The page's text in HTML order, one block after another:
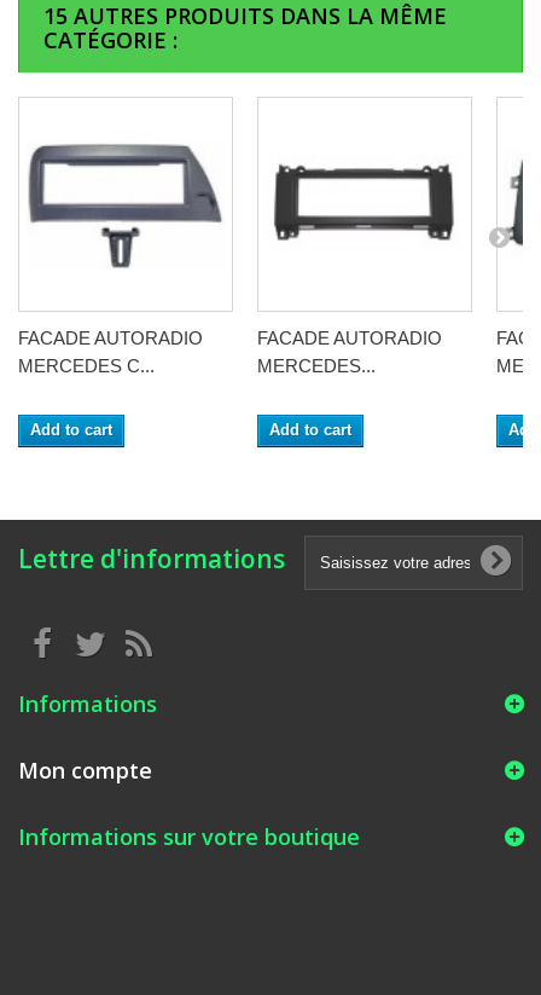
15 AUTRES PRODUITS DANS LA MÊME
CATÉGORIE :
FACADE AUTORADIO
MERCEDES C...
Add to cart
FACADE AUTORADIO
MERCEDES...
Add to cart
Lettre d'informations
Informations
Mon compte
Informations sur votre boutique